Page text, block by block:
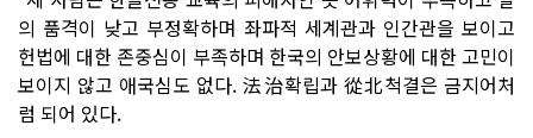
의 품격이 낮고 부정확하며 좌파적 세계관과 인간관을 보이고
헌법에 대한 존중심이 부족하며 한국의 안보상황에 대한 고민이
보이지 않고 애국심도 없다. 法治확립과 從北척결은 금지어처
럼 되어 있다.